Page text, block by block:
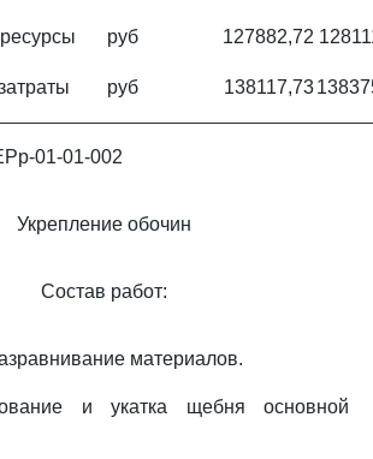
руб 127882,72
руб 138117,73
01-01-002
Укрепление обочин
Состав работ:
материалов.
и укатка щебня основной